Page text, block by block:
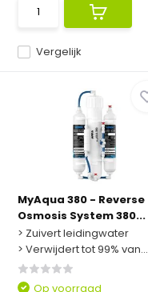
Vergelijk
MyAqua 380 - Reverse
Osmosis System 380...
> Zuivert leidingwater
> Verwijdert tot 99% van...
Op voorraad